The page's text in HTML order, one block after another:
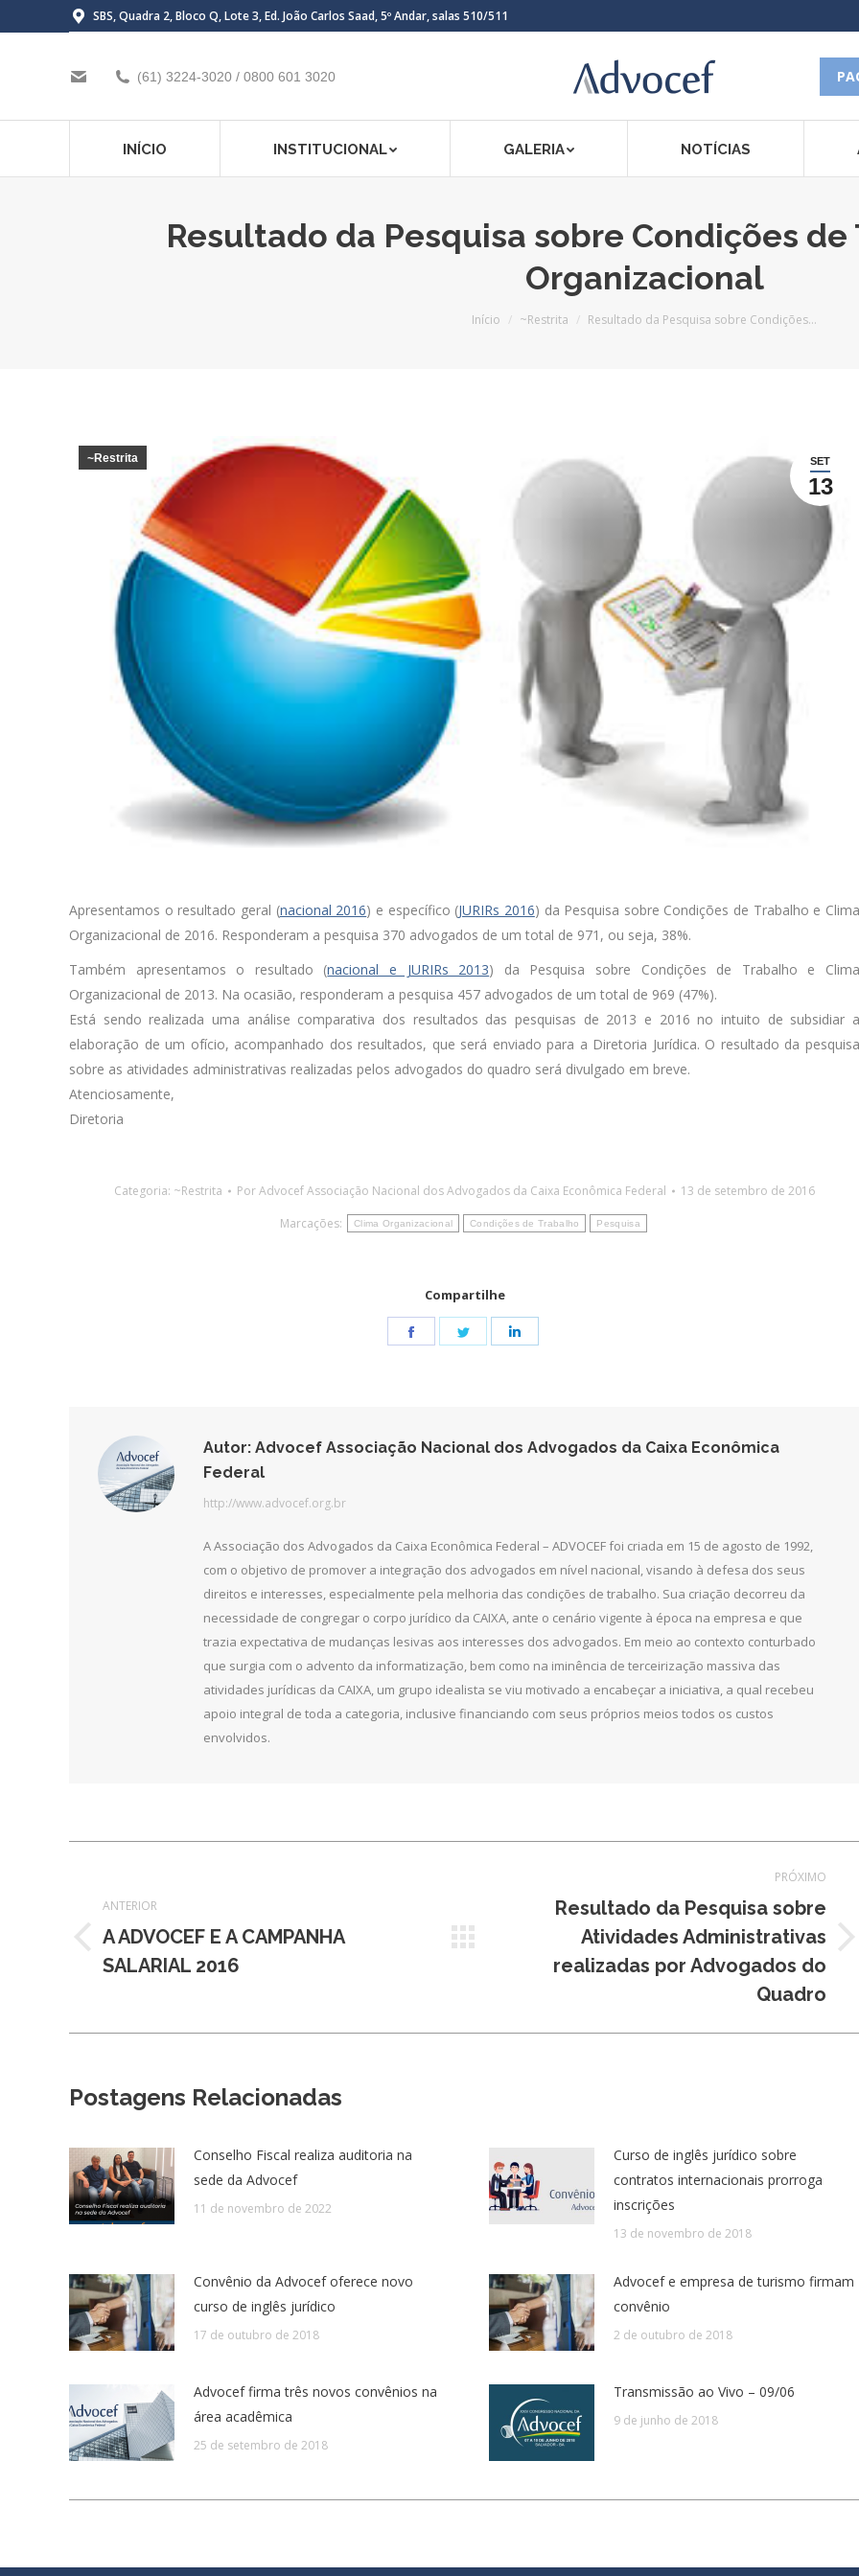
SBS, Quadra 2, Bloco Q, Lote 3, Ed. João Carlos Saad, 5º Andar, salas 510/511
(61) 3224-3020 / 0800 601 3020
INÍCIO INSTITUCIONAL GALERIA NOTÍCIAS
Resultado da Pesquisa sobre Condições
Organizacional
Você está aqui:
Início ~Restrita Resultado da Pesquisa sobre Condições…
SET
13
~Restrita
Apresentamos o resultado geral (nacional 2016) e específico (JURIRs 2016) da Pesquisa sobre Condições de Trabalho e Clima
Organizacional de 2016. Responderam a pesquisa 370 advogados de um total de 971, ou seja, 38%.
Também apresentamos o resultado (nacional e JURIRs 2013) da Pesquisa sobre Condições de Trabalho e Clima
Organizacional de 2013. Na ocasião, responderam a pesquisa 457 advogados de um total de 969 (47%).
Está sendo realizada uma análise comparativa dos resultados das pesquisas de 2013 e 2016 no intuito de subsidiar a
elaboração de um ofício, acompanhado dos resultados, que será enviado para a Diretoria Jurídica. O resultado da pesquisa
sobre as atividades administrativas realizadas pelos advogados do quadro será divulgado em breve.
Atenciosamente,
Diretoria
Categoria: ~Restrita PorAdvocef Associação Nacional dos Advogados da Caixa Econômica Federal
13 de setembro de 2016
Marcações:
Clima Organizacional Condições de Trabalho Pesquisa
Compartilhe
Share Share
Autor: Advocef Associação Nacional dos Advogados da Caixa Econômica
Federal
http://www.advocef.org.br
A Associação dos Advogados da Caixa Econômica Federal – ADVOCEF foi criada em 15 de agosto de 1992,
com o objetivo de promover a integração dos advogados em nível nacional, visando à defesa dos seus
direitos e interesses, especialmente pela melhoria das condições de trabalho. Sua criação decorreu da
necessidade de congregar o corpo jurídico da CAIXA, ante o cenário vigente à época na empresa e que
trazia expectativa de mudanças lesivas aos interesses dos advogados. Em meio ao contexto conturbado
que surgia com o advento da informatização, bem como na iminência de terceirização massiva das
atividades jurídicas da CAIXA, um grupo idealista se viu motivado a encabeçar a iniciativa, a qual recebeu
apoio integral de toda a categoria, inclusive financiando com seus próprios meios todos os custos
envolvidos.
de
post:
ANTERIOR
Post
anterior:
A ADVOCEF E A CAMPANHA
SALARIAL 2016
PRÓXIMO
Resultado da Pesquisa sobre
Atividades Administrativas
realizadas por Advogados do
Quadro
Postagens Relacionadas
Conselho Fiscal realiza auditoria na
sede da Advocef
11 de novembro de 2022
Curso de inglês jurídico sobre
contratos internacionais prorroga
inscrições
13 de novembro de 2018
Convênio da Advocef oferece novo
curso de inglês jurídico
17 de outubro de 2018
Advocef e empresa de turismo firmam
convênio
2 de outubro de 2018
Advocef firma três novos convênios na
área acadêmica
25 de setembro de 2018
Transmissão ao Vivo – 09/06
9 de junho de 2018